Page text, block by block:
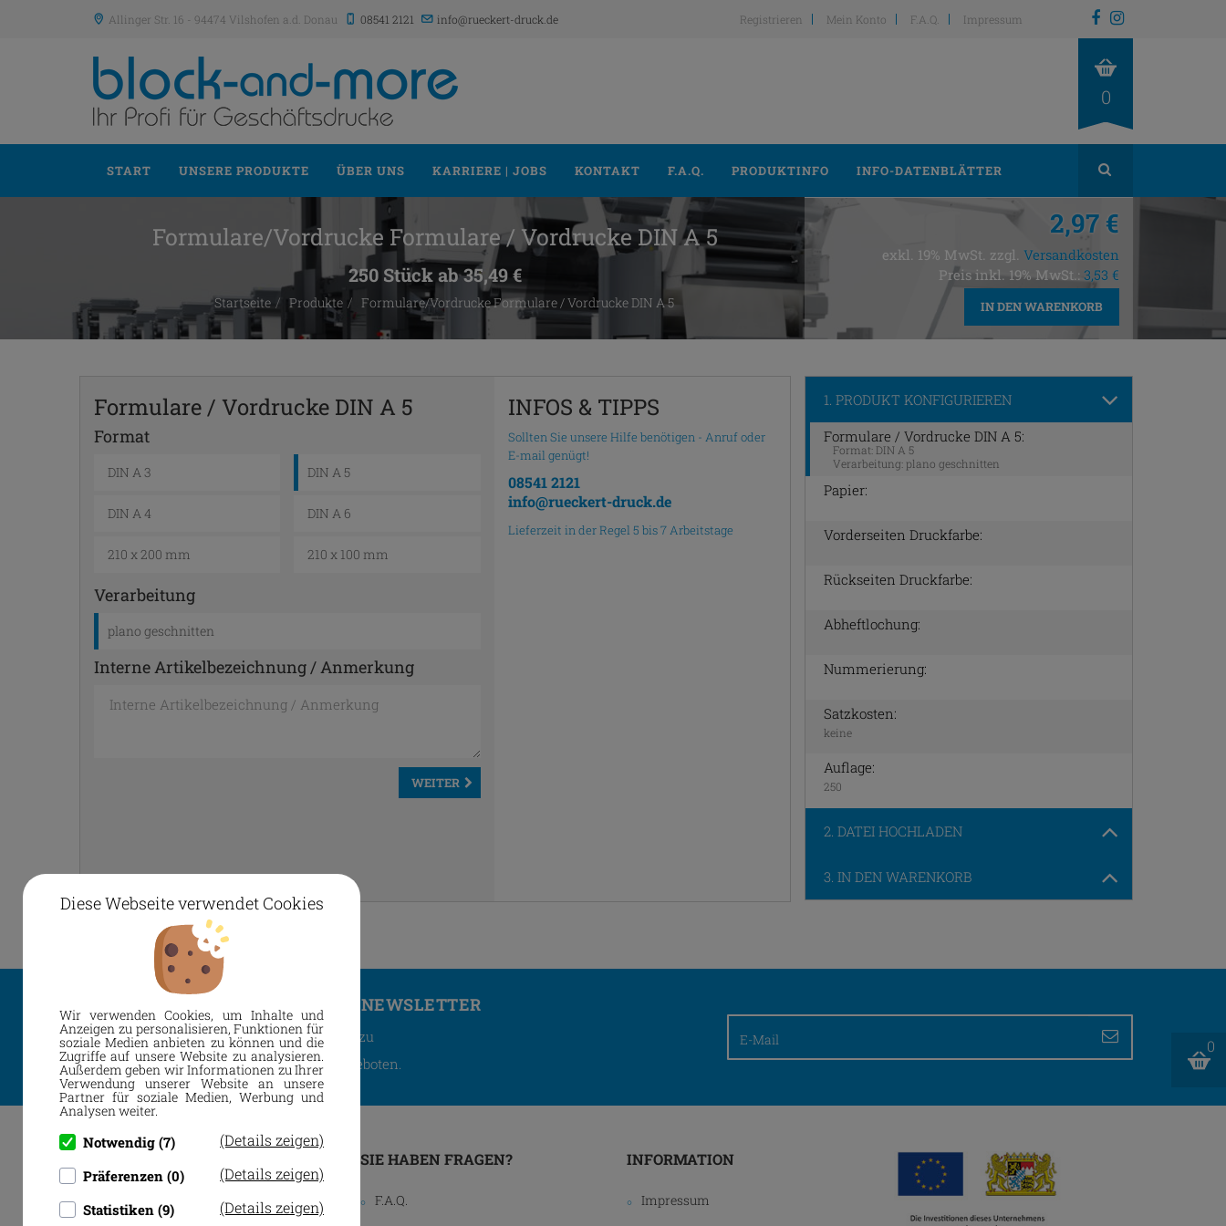
Diese Webseite verwendet Cookies
Wir verwenden Cookies, um Inhalte und
Anzeigen zu personalisieren, Funktionen für
soziale Medien anbieten zu können und die
Zugriffe auf unsere Website zu analysieren.
Außerdem geben wir Informationen zu Ihrer
Verwendung unserer Website an unsere
Partner für soziale Medien, Werbung und
Analysen weiter.
Notwendig (7) (Details zeigen)
Präferenzen (0) (Details zeigen)
Statistiken (9) (Details zeigen)
Allinger Str. 16 - 94474 Vilshofen a.d. Donau 08541 2121 info@rueckert-druck.de Registrieren Mein Konto F.A.Q. Impressum
0
0
START UNSERE PRODUKTE ÜBER UNS KARRIERE | JOBS KONTAKT F.A.Q. PRODUKTINFO INFO-DATENBLÄTTER
Formulare/Vordrucke Formulare / Vordrucke DIN A 5
Startseite Produkte Formulare/Vordrucke Formulare / Vordrucke DIN A 5
250 Stück ab 35,49 €
Formulare / Vordrucke DIN A 5
Format
DIN A 3
DIN A 4
210 x 200 mm
DIN A 5
DIN A 6
210 x 100 mm
Verarbeitung
plano geschnitten
Interne Artikelbezeichnung / Anmerkung
WEITER
INFOS & TIPPS
Sollten Sie unsere Hilfe benötigen - Anruf oder
E-mail genügt!
08541 2121
info@rueckert-druck.de
Lieferzeit in der Regel 5 bis 7 Arbeitstage
2,97 €
exkl. 19% MwSt. zzgl. Versandkosten
Preis inkl. 19% MwSt.: 3,53 €
IN DEN WARENKORB
1. PRODUKT KONFIGURIEREN
Formulare / Vordrucke DIN A 5:
Format: DIN A 5
Verarbeitung: plano geschnitten
Papier:
Vorderseiten Druckfarbe:
Rückseiten Druckfarbe:
Abheftlochung:
Nummerierung:
Satzkosten:
keine
Auflage:
250
2. DATEI HOCHLADEN
3. IN DEN WARENKORB
ABONNIEREN SIE UNSEREN NEWSLETTER
Sie erhalten regelmäßig Information zu
neuen Produkten und aktuellen Angeboten.
Allinger Str. 16
SIE HABEN FRAGEN?
F.A.Q.
INFORMATION
Impressum